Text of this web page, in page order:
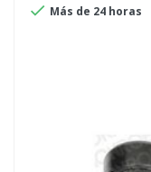
 Más de 24 horas